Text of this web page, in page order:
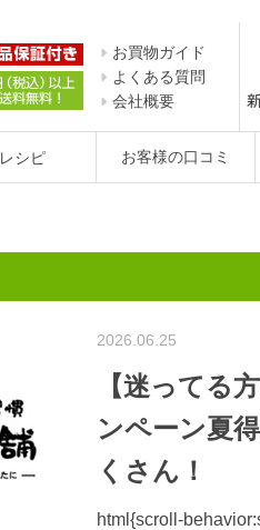
お買物ガイド
よくある質問
会社概要
レシピ お客様の口コミ
2026.06.25
【迷ってる
ンペーン夏
くさん！
html{scroll-